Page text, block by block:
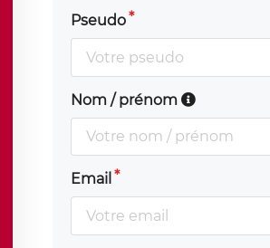
Pseudo
Nom / prénom
Email